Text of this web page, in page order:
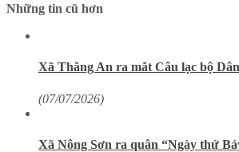
Những tin cũ hơn
Xã Thăng An ra mắt Câu lạc bộ
(07/07/2026)
Xã Nông Sơn ra quân “Ngày thứ